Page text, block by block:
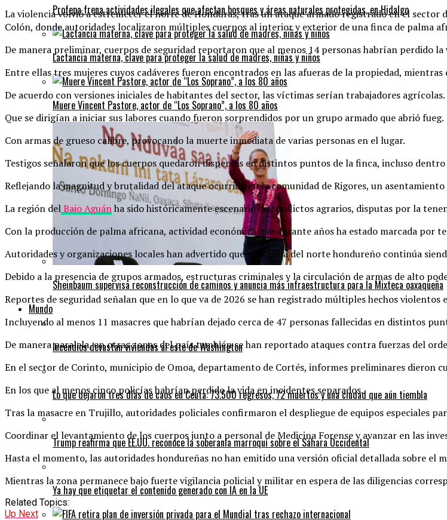
Profepa frena actividades ilegales que afectan bosques y áreas naturales protegidas, en Hidalgo
Lactancia materna, clave para proteger la salud de madres, niñas y niños
Muere Vincent Pastore, actor de “Los Soprano”, a los 80 años
Sheinbaum supervisa reconstrucción de caminos y anuncia más infraestructura para la Mixteca oaxaqueña
Mundo
Incendios devastan viviendas al este de Washington
Lo que dejaron tres días de caos en Ceuta: 73.500 regresos, 72 muertos y una ciudad que aún tiembla
Trump reafirma que EE.UU. reconoce la soberanía marroquí sobre el Sáhara Occidental
Ya hay que etiquetar el contenido generado con IA en la UE
La violencia volvió a estremecer el norte de Honduras, tras un ataque armado registrado en el
Colón, donde autoridades localizaron múltiples cuerpos al interior y exterior de una finca de palma
De manera preliminar, cuerpos de seguridad reportaron que al menos 14 personas habrían perdido
Entre ellas tres mujeres cuyos cadáveres fueron encontrados en las afueras de la propiedad,
De acuerdo con versiones iniciales de habitantes del sector, las víctimas serían trabajadores agrícolas.
Que se dirigían a iniciar sus labores cuando fueron sorprendidos por un grupo armado que abrió fueg.
Con armas de grueso calibre, provocando la muerte inmediata de varias personas en el lugar.
Testigos señalaron que los cuerpos quedaron dispersos en distintos puntos de la finca, incluso
Reflejando la magnitud y brutalidad del ataque ocurrido en la comunidad de Rigores, un asentamiento
La región delBajo Aguánha sido históricamente escenario de conflictos agrarios, disputas por la
Con la producción de palma africana, actividad económica que durante años ha estado marcada por
Autoridades y organizaciones locales han advertido que esta zona del norte hondureño continúa
Debido a la presencia de grupos armados, estructuras criminales y la circulación de armas de alto
Reportes de seguridad señalan que en lo que va de 2026 se han registrado múltiples hechos violentos
Incluyendo al menos 11 masacres que habrían dejado cerca de 47 personas fallecidas en distintos
De manera paralela, en otras zonas del país también se han reportado ataques contra fuerzas del
En el sector de Corinto, municipio de Omoa, departamento de Cortés, informes preliminares dieron
En los que al menos cinco policías habrían perdido la vida en incidentes separados.
Tras la masacre en Trujillo, autoridades policiales confirmaron el despliegue de equipos especiales
Coordinar el levantamiento de los cuerpos junto a personal de Medicina Forense y avanzar en las
Hasta el momento, las autoridades hondureñas no han emitido una versión oficial detallada sobre el
Mientras la zona permanece bajo fuerte vigilancia policial y militar en espera de las diligencias
Related Topics:
Up Next